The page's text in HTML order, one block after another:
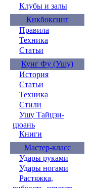
Клубы и залы
Кикбоксинг
Правила
Техника
Статьи
Кунг Фу (Ушу)
История
Статьи
Техника
Стили
Ушу Тайцзи-
цюань
Книги
Мастер-класс
Удары руками
Удары ногами
Растяжка,